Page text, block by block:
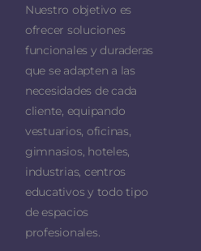
Nuestro objetivo es
ofrecer soluciones
funcionales y duraderas
que se adapten a las
necesidades de cada
cliente, equipando
vestuarios, oficinas,
gimnasios, hoteles,
industrias, centros
educativos y todo tipo
de espacios
profesionales.